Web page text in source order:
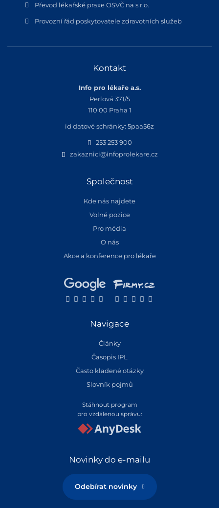
Převod lékařské praxe OSVČ na s.r.o.
Provozní řád poskytovatele zdravotních služeb
Kontakt
Info pro lékaře a.s.
Perlová 371/5
110 00 Praha 1
id datové schránky: 5paa56z
253 253 900
zakaznici@infoprolekare.cz
Společnost
Kde nás najdete
Volné pozice
Pro média
O nás
Akce a konference pro lékaře
Navigace
Články
Časopis IPL
Často kladené otázky
Slovník pojmů
Stáhnout program
pro vzdálenou správu:
Novinky do e-mailu
Odebírat novinky